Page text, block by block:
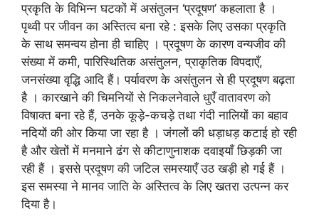
प्रकृति के विभिन्न घटकों में असंतुलन ‘प्रदूषण’ कहलाता है ।
पृथ्वी पर जीवन का अस्तित्व बना रहे : इसके लिए उसका प्रकृति
के साथ समन्वय होना ही चाहिए । प्रदूषण के कारण वन्यजीव की
संख्या में कमी, पारिस्थितिक असंतुलन, प्राकृतिक विपदाएँ,
जनसंख्या वृद्धि आदि हैं। पर्यावरण के असंतुलन से ही प्रदूषण बढ़ता
है । कारखाने की चिमनियों से निकलनेवाले धुएँ वातावरण को
विषाक्त बना रहे हैं, उनके कूड़े-कचड़े तथा गंदी नालियों का बहाव
नदियों की ओर किया जा रहा है । जंगलों की धड़ाधड़ कटाई हो रही
है और खेतों में मनमाने ढंग से कीटाणुनाशक दवाइयाँ छिड़की जा
रही हैं । इससे प्रदूषण की जटिल समस्याएँ उठ खड़ी हो गई हैं ।
इस समस्या ने मानव जाति के अस्तित्व के लिए खतरा उत्पन्न कर
दिया है।